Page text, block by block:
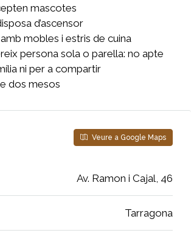
mascotes
d’ascensor
mobles i estris de cuina
persona sola o parella: no apte
ni per a compartir
dos mesos
Veure a Google Maps
Av. Ramon i Cajal, 46
Tarragona